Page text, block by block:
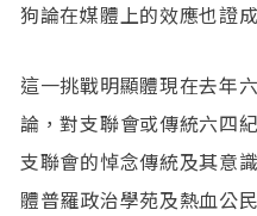
狗論在媒體上的效應也證
這一挑戰明顯體現在去年
論，對支聯會或傳統六四
支聯會的悼念傳統及其意
體普羅政治學苑及熱血公